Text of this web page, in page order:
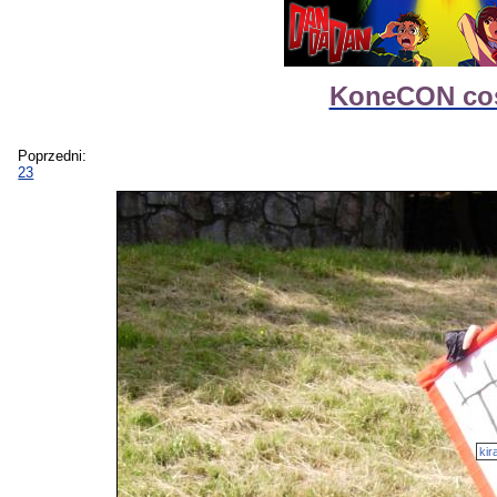
KoneCON
Poprzedni:
23